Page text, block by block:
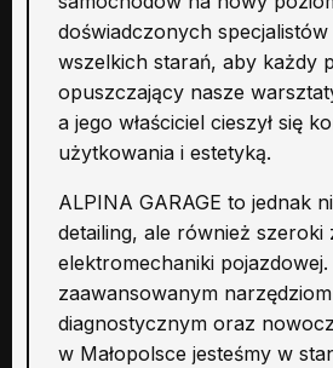
doświadczonych specjalistów
wszelkich starań, aby każdy
opuszczający nasze
a jego właściciel cieszył się
użytkowania i estetyką.
ALPINA GARAGE to jednak
detailing, ale również szeroki
elektromechaniki pojazdowej.
zaawansowanym narzędziom
diagnostycznym oraz
w Małopolsce jesteśmy w